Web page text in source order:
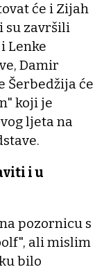
će i Zijah
su završili
Lenke
Damir
Šerbedžija će
koji je
ljeta na
i u
pozornicu s
ali mislim
bilo